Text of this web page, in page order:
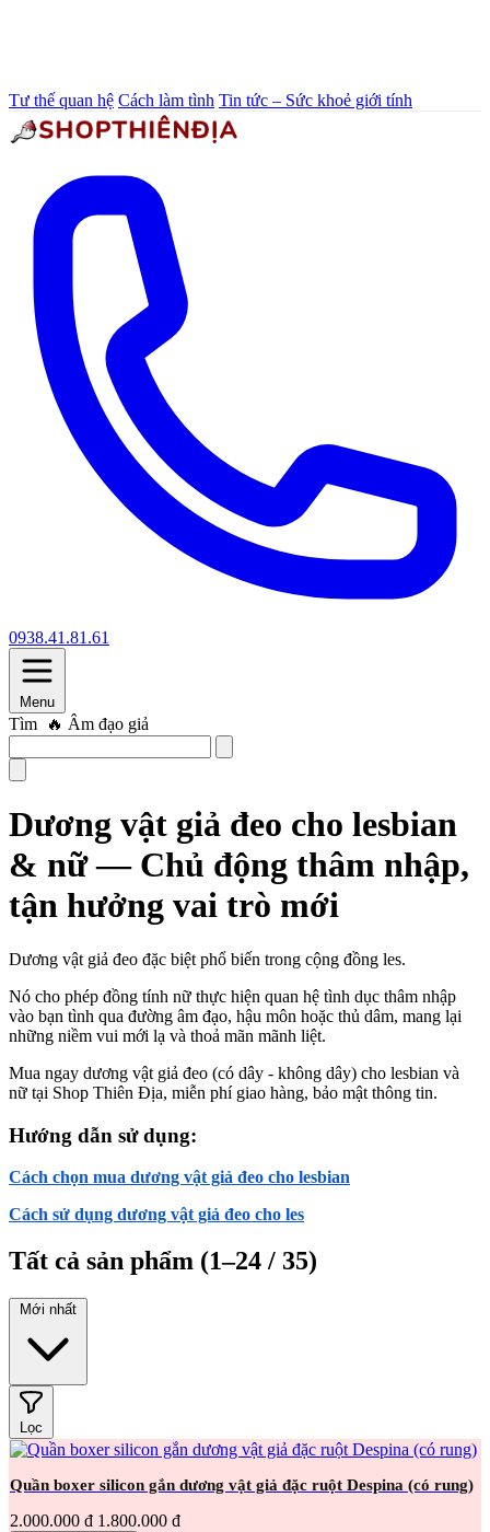
Tư thế quan hệ Cách làm tình Tin tức – Sức khoẻ giới tính
0938.41.81.61
Menu
Tìm 🔥 Âm đạo giả
Dương vật giả đeo cho lesbian
& nữ — Chủ động thâm nhập,
tận hưởng vai trò mới
Dương vật giả đeo đặc biệt phổ biến trong cộng đồng les.
Nó cho phép đồng tính nữ thực hiện quan hệ tình dục thâm nhập
vào bạn tình qua đường âm đạo, hậu môn hoặc thủ dâm, mang lại
những niềm vui mới lạ và thoả mãn mãnh liệt.
Mua ngay dương vật giả đeo (có dây - không dây) cho lesbian và
nữ tại Shop Thiên Địa, miễn phí giao hàng, bảo mật thông tin.
Hướng dẫn sử dụng:
Cách chọn mua dương vật giả đeo cho lesbian
Cách sử dụng dương vật giả đeo cho les
Tất cả sản phẩm (1–24 / 35)
Mới nhất
Lọc
Quần boxer silicon gắn dương vật giả đặc ruột Despina (có rung)
2.000.000 đ 1.800.000 đ